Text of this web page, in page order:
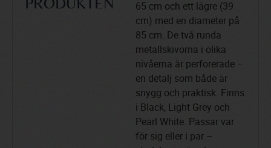
PRODUKTEN
65 cm och ett lägre (39
cm) med en diameter på
85 cm. De två runda
metallskivorna i olika
nivåerna är perforerade –
en detalj som både är
snygg och praktisk. Finns
i Black, Light Grey och
Pearl White. Passar var
för sig eller i par –